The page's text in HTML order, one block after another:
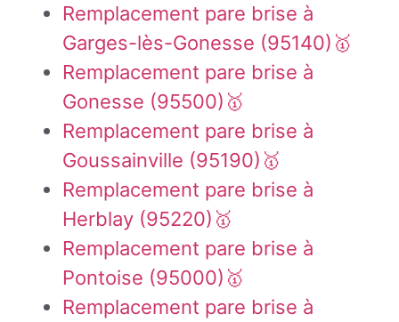
Remplacement pare brise à
Garges-lès-Gonesse (95140)🥇
Remplacement pare brise à
Gonesse (95500)🥇
Remplacement pare brise à
Goussainville (95190)🥇
Remplacement pare brise à
Herblay (95220)🥇
Remplacement pare brise à
Pontoise (95000)🥇
Remplacement pare brise à